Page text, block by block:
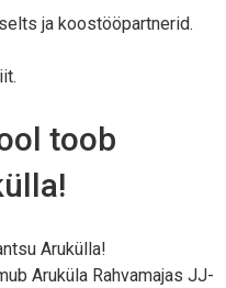
ja koostööpartnerid.
toob
Arukülla!
Aruküla Rahvamajas JJ-